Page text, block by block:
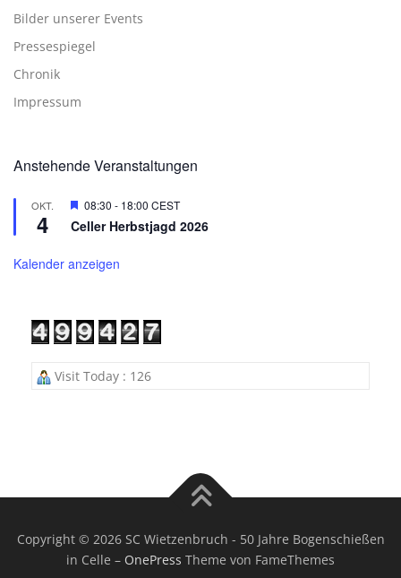
Bilder unserer Events
Pressespiegel
Chronik
Impressum
Anstehende Veranstaltungen
OKT.
4
Hervorgehoben
08:30 - 18:00 CEST
Celler Herbstjagd 2026
Kalender anzeigen
Visit Today : 126
Copyright © 2026 SC Wietzenbruch - 50 Jahre Bogenschießen
in Celle – OnePress Theme von FameThemes